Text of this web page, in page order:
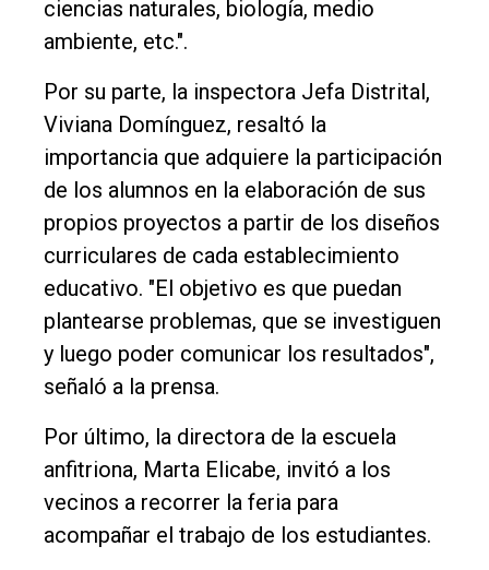
ciencias naturales, biología, medio
ambiente, etc.".
Por su parte, la inspectora Jefa Distrital,
Viviana Domínguez, resaltó la
importancia que adquiere la participación
de los alumnos en la elaboración de sus
propios proyectos a partir de los diseños
curriculares de cada establecimiento
educativo. "El objetivo es que puedan
plantearse problemas, que se investiguen
y luego poder comunicar los resultados",
señaló a la prensa.
Por último, la directora de la escuela
anfitriona, Marta Elicabe, invitó a los
vecinos a recorrer la feria para
acompañar el trabajo de los estudiantes.